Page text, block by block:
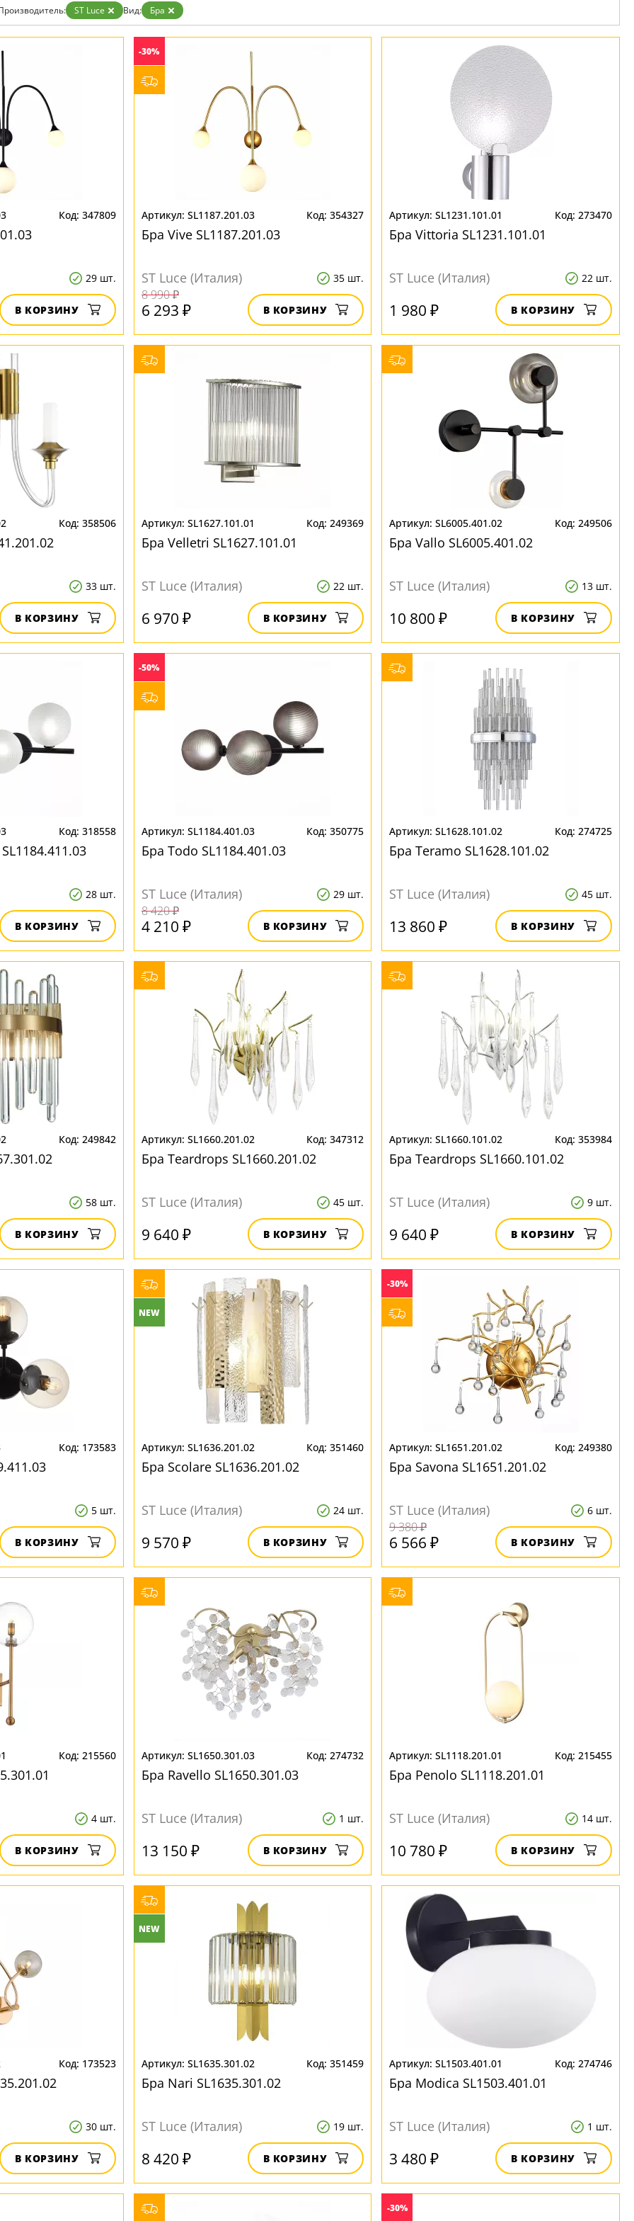
Золото
Прозрачные
Хром
Бренд
ST Luce Вид: Бра
347809
29 шт.
В КОРЗИНУ
-30%
SL1187.201.03 354327
Бра Vive SL1187.201.03
ST Luce (Италия) 35 шт.
8 990 ₽
6 293 ₽ В КОРЗИНУ
SL1231.101.01 273470
Бра Vittoria SL1231.101.01
ST Luce (Италия) 22 шт.
1 980 ₽ В КОРЗИНУ
358506
33 шт.
В КОРЗИНУ
SL1627.101.01 249369
Бра Velletri SL1627.101.01
ST Luce (Италия) 22 шт.
6 970 ₽ В КОРЗИНУ
SL6005.401.02 249506
Бра Vallo SL6005.401.02
ST Luce (Италия) 13 шт.
10 800 ₽ В КОРЗИНУ
318558
28 шт.
В КОРЗИНУ
-50%
SL1184.401.03 350775
Бра Todo SL1184.401.03
ST Luce (Италия) 29 шт.
8 420 ₽
4 210 ₽ В КОРЗИНУ
SL1628.101.02 274725
Бра Teramo SL1628.101.02
ST Luce (Италия) 45 шт.
13 860 ₽ В КОРЗИНУ
249842
58 шт.
В КОРЗИНУ
SL1660.201.02 347312
Бра Teardrops SL1660.201.02
ST Luce (Италия) 45 шт.
9 640 ₽ В КОРЗИНУ
SL1660.101.02 353984
Бра Teardrops SL1660.101.02
ST Luce (Италия) 9 шт.
9 640 ₽ В КОРЗИНУ
173583
5 шт.
В КОРЗИНУ
NEW
SL1636.201.02 351460
Бра Scolare SL1636.201.02
ST Luce (Италия) 24 шт.
9 570 ₽ В КОРЗИНУ
-30%
SL1651.201.02 249380
Бра Savona SL1651.201.02
ST Luce (Италия) 6 шт.
9 380 ₽
6 566 ₽ В КОРЗИНУ
215560
4 шт.
В КОРЗИНУ
SL1650.301.03 274732
Бра Ravello SL1650.301.03
ST Luce (Италия) 1 шт.
13 150 ₽ В КОРЗИНУ
SL1118.201.01 215455
Бра Penolo SL1118.201.01
ST Luce (Италия) 14 шт.
10 780 ₽ В КОРЗИНУ
173523
30 шт.
В КОРЗИНУ
NEW
SL1635.301.02 351459
Бра Nari SL1635.301.02
ST Luce (Италия) 19 шт.
8 420 ₽ В КОРЗИНУ
SL1503.401.01 274746
Бра Modica SL1503.401.01
ST Luce (Италия) 1 шт.
3 480 ₽ В КОРЗИНУ
-30%